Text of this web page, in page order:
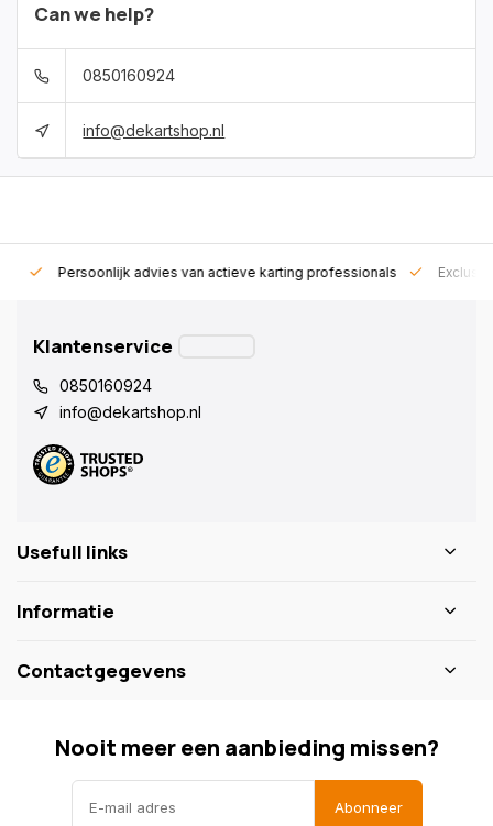
Can we help?
0850160924
info@dekartshop.nl
Persoonlijk advies van actieve karting professionals
Klantenservice
0850160924
info@dekartshop.nl
Usefull links
Informatie
Contactgegevens
Nooit meer een aanbieding missen?
Abonneer